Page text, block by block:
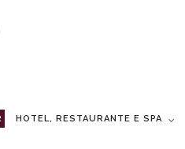
HOTEL, RESTAURANTE E SPA